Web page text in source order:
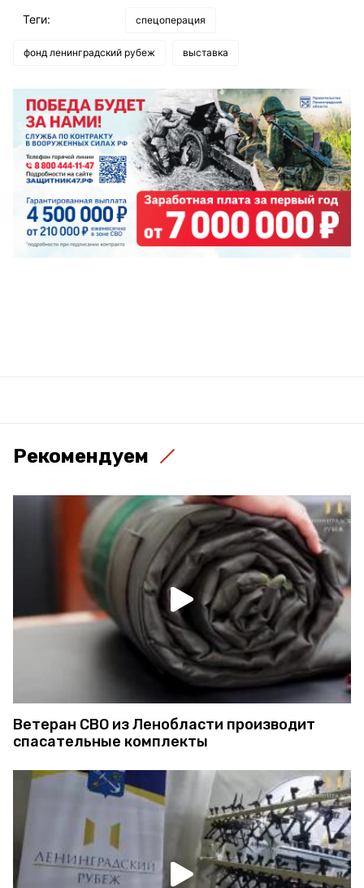
Теги: спецоперация
фонд ленинградский рубеж выставка
Рекомендуем
Ветеран СВО из Ленобласти производит
спасательные комплекты